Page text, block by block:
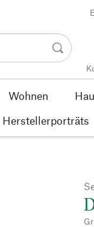
Wohnen
Herstellerporträts